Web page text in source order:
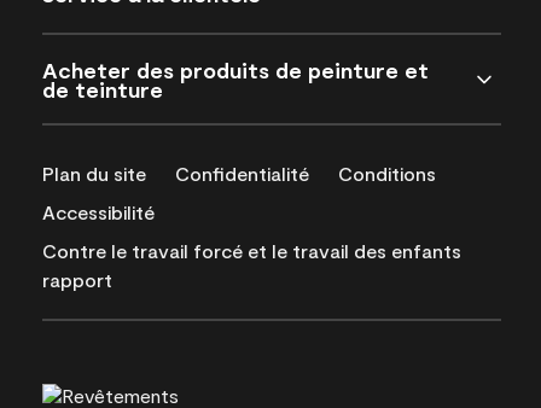
Acheter des produits de peinture et
de teinture
Plan du site Confidentialité
Conditions
Accessibilité
Contre le travail forcé et le travail des enfants
rapport